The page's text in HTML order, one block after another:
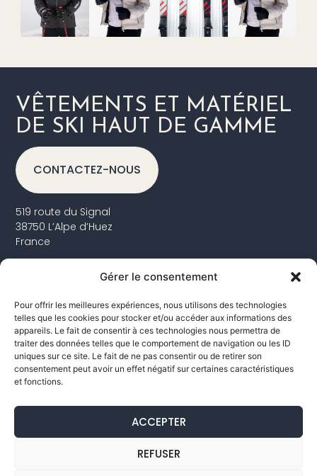
Gérer le consentement
Pour offrir les meilleures expériences, nous utilisons des technologies
telles que les cookies pour stocker et/ou accéder aux informations des
appareils. Le fait de consentir à ces technologies nous permettra de
traiter des données telles que le comportement de navigation ou les ID
uniques sur ce site. Le fait de ne pas consentir ou de retirer son
consentement peut avoir un effet négatif sur certaines caractéristiques
et fonctions.
ACCEPTER
REFUSER
VÊTEMENTS ET MATÉRIEL
DE SKI HAUT DE GAMME
CONTACTEZ-NOUS
519 route du Signal
38750 L’Alpe d’Huez
France
Hiver : du 6 décembre 2025 au 19 avril 2026 de 8h30 à
Été : du 1 juillet au 30 août 2026
Tel : +33 (0)9 66 96 51 50